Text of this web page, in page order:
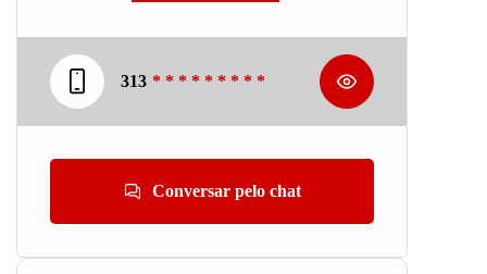
313 * * * * * * * * *
Conversar pelo chat